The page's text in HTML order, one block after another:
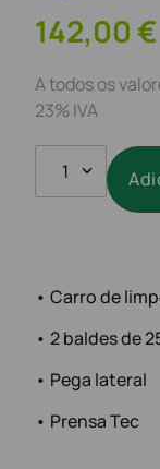
142,00€
A todos os
23% IVA
1
• Carro de
• 2 baldes de
• Pega lateral
• Prensa Tec